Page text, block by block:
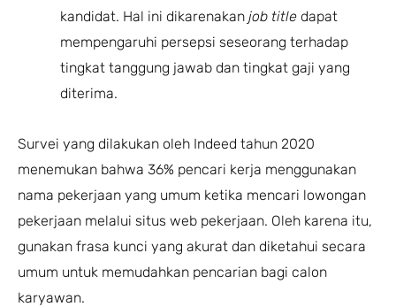
kandidat. Hal ini dikarenakan job title dapat
mempengaruhi persepsi seseorang terhadap
tingkat tanggung jawab dan tingkat gaji yang
diterima.
Survei yang dilakukan oleh Indeed tahun 2020
menemukan bahwa 36% pencari kerja menggunakan
nama pekerjaan yang umum ketika mencari lowongan
pekerjaan melalui situs web pekerjaan. Oleh karena itu,
gunakan frasa kunci yang akurat dan diketahui secara
umum untuk memudahkan pencarian bagi calon
karyawan.